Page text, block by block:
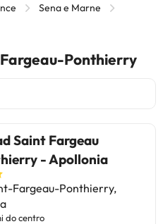
Sena e Marne
Ponthierry
Saint Fargeau
- Apollonia
Fargeau-Ponthierry,
do centro